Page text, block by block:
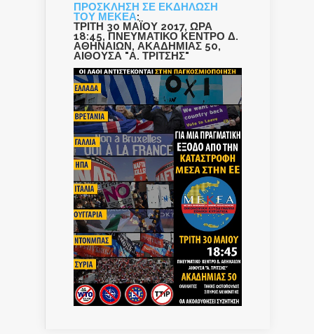
ΠΡΟΣΚΛΗΣΗ ΣΕ ΕΚΔΗΛΩΣΗ
ΤΟΥ ΜΕΚΕΑ:
ΤΡΙΤΗ 30 ΜΑΪΟΥ 2017, ΩΡΑ
18:45, ΠΝΕΥΜΑΤΙΚΟ ΚΕΝΤΡΟ Δ.
ΑΘΗΝΑΙΩΝ, ΑΚΑΔΗΜΙΑΣ 50,
ΑΙΘΟΥΣΑ "Α. ΤΡΙΤΣΗΣ"